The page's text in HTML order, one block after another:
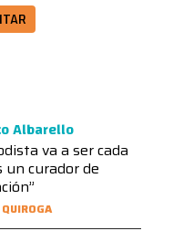
Albarello
va a ser cada
un curador de